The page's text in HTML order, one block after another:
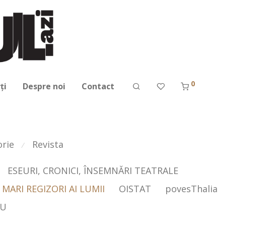
Despre noi Contact 0
⁄ Revista
ESEURI, CRONICI, ÎNSEMNĂRI TEATRALE
MARI REGIZORI AI LUMII OISTAT
povesThalia